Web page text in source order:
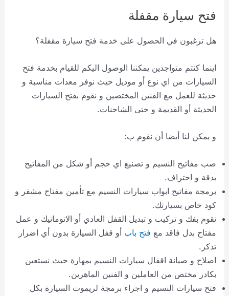
فتح سيارة مقفلة
هل ترغبون في الحصول على خدمة فتح سيارة مقفلة؟
اينما كنتم متواجدين يمكننا الوصول اليكم للقيام بخدمة فتح
السيارات من اي نوع أو موديل حيث نوفر معدات مناسبة و
حديثة للعمل مع الفنين المختصين و نقوم بفتح السيارات
الحديثة أو القديمة و حتى الشاحنات.
و يمكن لنا أيضا أن نقوم ب:
صب مفاتيح النسيم و تصنيع اي حجم أو شكل من المفاتيح
بدقة و احتراف.
برمجة مفاتيح ابواب سيارات النسيم مع تأمين مفتاح مشفر و
كود خاص بسيارتك.
نقوم بفك و تركيب و تبديل القفل العادي أو الاتوماتيك و عمل
مفتاح بدل فاقد مع فتح باب أو قفل السيارة بدون أي اضرار
تذكر.
اصلاح و صيانة اقفال سيارات النسيم بمهارة حيث نستعين
بكادر مختص من العاملين و الفنين الماهرين.
فتح سيارات النسيم و اجراء برمجة لريموت السيارة بكل